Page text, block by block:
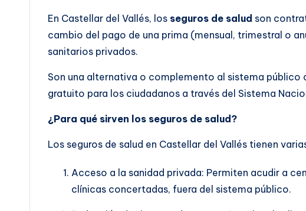
En Castellar del Vallés, los seguros de salud son
cambio del pago de una prima (mensual, trimestral o
sanitarios privados.
Son una alternativa o complemento al sistema público
gratuito para los ciudadanos a través del Sistema
¿Para qué sirven los seguros de salud?
Los seguros de salud en Castellar del Vallés tienen
Acceso a la sanidad privada: Permiten acudir a
clínicas concertadas, fuera del sistema público.